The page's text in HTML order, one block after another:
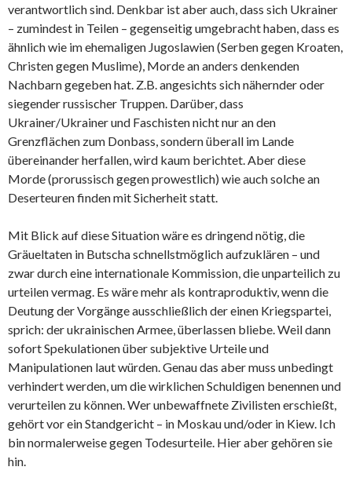
verantwortlich sind. Denkbar ist aber auch, dass sich Ukrainer
– zumindest in Teilen – gegenseitig umgebracht haben, dass es
ähnlich wie im ehemaligen Jugoslawien (Serben gegen Kroaten,
Christen gegen Muslime), Morde an anders denkenden
Nachbarn gegeben hat. Z.B. angesichts sich nähernder oder
siegender russischer Truppen. Darüber, dass
Ukrainer/Ukrainer und Faschisten nicht nur an den
Grenzflächen zum Donbass, sondern überall im Lande
übereinander herfallen, wird kaum berichtet. Aber diese
Morde (prorussisch gegen prowestlich) wie auch solche an
Deserteuren finden mit Sicherheit statt.
Mit Blick auf diese Situation wäre es dringend nötig, die
Gräueltaten in Butscha schnellstmöglich aufzuklären – und
zwar durch eine internationale Kommission, die unparteilich zu
urteilen vermag. Es wäre mehr als kontraproduktiv, wenn die
Deutung der Vorgänge ausschließlich der einen Kriegspartei,
sprich: der ukrainischen Armee, überlassen bliebe. Weil dann
sofort Spekulationen über subjektive Urteile und
Manipulationen laut würden. Genau das aber muss unbedingt
verhindert werden, um die wirklichen Schuldigen benennen und
verurteilen zu können. Wer unbewaffnete Zivilisten erschießt,
gehört vor ein Standgericht – in Moskau und/oder in Kiew. Ich
bin normalerweise gegen Todesurteile. Hier aber gehören sie
hin.